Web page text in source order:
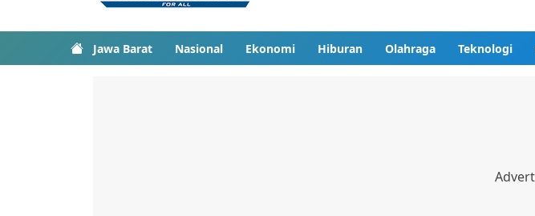
Jawa Barat Nasional Ekonomi Hiburan Olahraga Teknologi